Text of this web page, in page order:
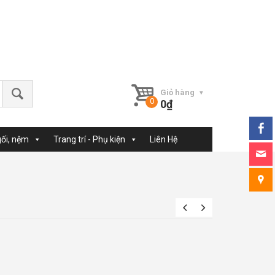
nệm Trang trí - Phụ kiện Liên Hệ
Giỏ hàng
0₫